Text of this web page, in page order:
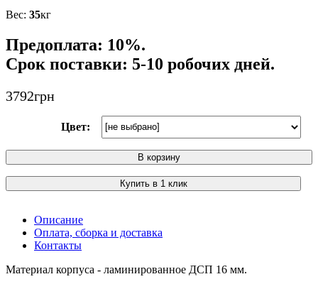
35кг
Предоплата: 10%.
Срок поставки: 5-10 робочих дней.
3792грн
Цвет:
В корзину
Купить в 1 клик
Описание
Оплата, сборка и доставка
Контакты
Материал корпуса - ламинированное ДСП 16 мм.